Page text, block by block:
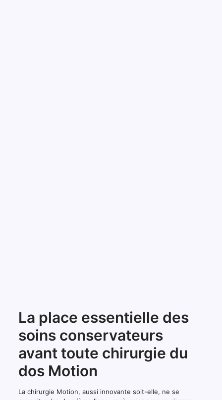
La place essentielle des
soins conservateurs
avant toute chirurgie du
dos Motion
La chirurgie Motion, aussi innovante soit-elle, ne se